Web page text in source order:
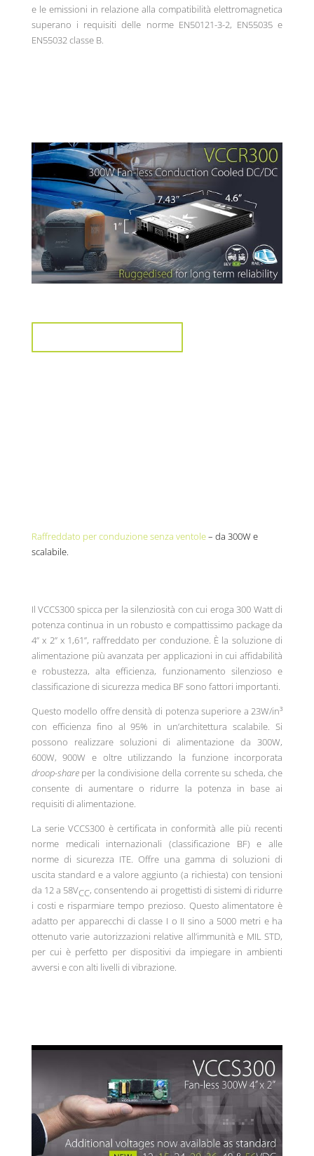
e le emissioni in relazione alla compatibilità elettromagnetica
superano i requisiti delle norme EN50121-3-2, EN55035 e
EN55032 classe B.
Raffreddato per conduzione senza ventole– da 300W e
scalabile.
Il VCCS300 spicca per la silenziosità con cui eroga 300 Watt di
potenza continua in un robusto e compattissimo package da
4” x 2” x 1,61”, raffreddato per conduzione. È la soluzione di
alimentazione più avanzata per applicazioni in cui affidabilità
e robustezza, alta efficienza, funzionamento silenzioso e
classificazione di sicurezza medica BF sono fattori importanti.
Questo modello offre densità di potenza superiore a 23W/in³
con efficienza fino al 95% in un’architettura scalabile. Si
possono realizzare soluzioni di alimentazione da 300W,
600W, 900W e oltre utilizzando la funzione incorporata
droop-shareper la condivisione della corrente su scheda, che
consente di aumentare o ridurre la potenza in base ai
requisiti di alimentazione.
La serie VCCS300 è certificata in conformità alle più recenti
norme medicali internazionali (classificazione BF) e alle
norme di sicurezza ITE. Offre una gamma di soluzioni di
uscita standard e a valore aggiunto (a richiesta) con tensioni
da 12 a 58VCC, consentendo ai progettisti di sistemi di ridurre
i costi e risparmiare tempo prezioso. Questo alimentatore è
adatto per apparecchi di classe I o II sino a 5000 metri e ha
ottenuto varie autorizzazioni relative all’immunità e MIL STD,
per cui è perfetto per dispositivi da impiegare in ambienti
avversi e con alti livelli di vibrazione.